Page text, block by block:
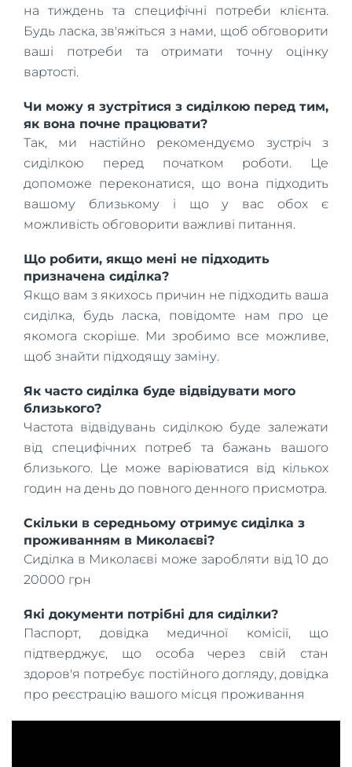
на тиждень та специфічні потреби клієнта.
Будь ласка, зв'яжіться з нами, щоб обговорити
ваші потреби та отримати точну оцінку
вартості.
Чи можу я зустрітися з сиділкою перед тим,
як вона почне працювати?
Так, ми настійно рекомендуємо зустріч з
сиділкою перед початком роботи. Це
допоможе переконатися, що вона підходить
вашому близькому і що у вас обох є
можливість обговорити важливі питання.
Що робити, якщо мені не підходить
призначена сиділка?
Якщо вам з якихось причин не підходить ваша
сиділка, будь ласка, повідомте нам про це
якомога скоріше. Ми зробимо все можливе,
щоб знайти підходящу заміну.
Як часто сиділка буде відвідувати мого
близького?
Частота відвідувань сиділкою буде залежати
від специфічних потреб та бажань вашого
близького. Це може варіюватися від кількох
годин на день до повного денного присмотра.
Скільки в середньому отримує сиділка з
проживанням в Миколаєві?
Сиділка в Миколаєві може заробляти від 10 до
20000 грн
Які документи потрібні для сиділки?
Паспорт, довідка медичної комісії, що
підтверджує, що особа через свій стан
здоров'я потребує постійного догляду, довідка
про реєстрацію вашого місця проживання